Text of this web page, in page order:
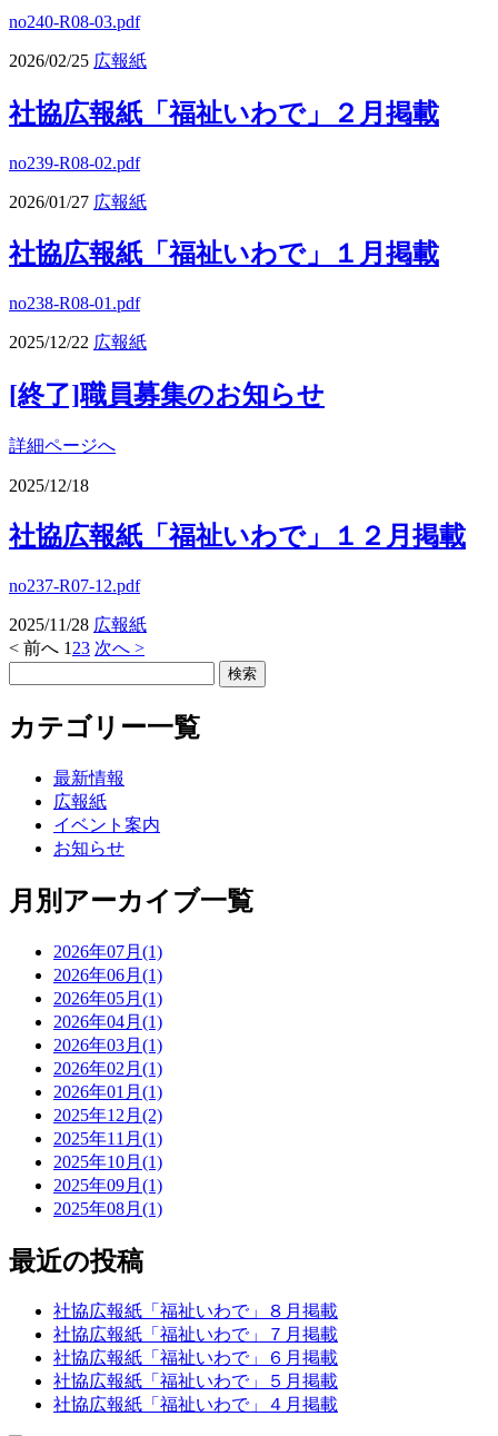
no240-R08-03.pdf
2026/02/25 広報紙
社協広報紙「福祉いわで」２月掲載
no239-R08-02.pdf
2026/01/27 広報紙
社協広報紙「福祉いわで」１月掲載
no238-R08-01.pdf
2025/12/22 広報紙
[終了]職員募集のお知らせ
詳細ページへ
2025/12/18
社協広報紙「福祉いわで」１２月掲載
no237-R07-12.pdf
2025/11/28 広報紙
< 前へ 1 23 次へ >
カテゴリー一覧
最新情報
広報紙
イベント案内
お知らせ
月別アーカイブ一覧
2026年07月(1)
2026年06月(1)
2026年05月(1)
2026年04月(1)
2026年03月(1)
2026年02月(1)
2026年01月(1)
2025年12月(2)
2025年11月(1)
2025年10月(1)
2025年09月(1)
2025年08月(1)
最近の投稿
社協広報紙「福祉いわで」８月掲載
社協広報紙「福祉いわで」７月掲載
社協広報紙「福祉いわで」６月掲載
社協広報紙「福祉いわで」５月掲載
社協広報紙「福祉いわで」４月掲載